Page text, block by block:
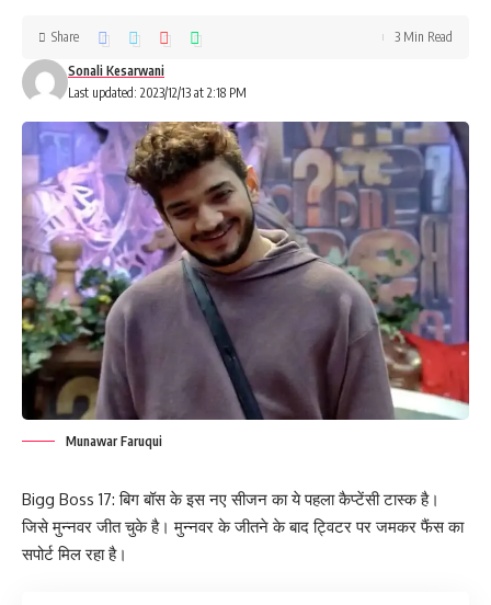
Last updated: 2023/12/13 at 2:18 PM
Sonali Kesarwani
Share 3 Min Read
Munawar Faruqui
Bigg Boss 17: बिग बॉस के इस नए सीजन का ये पहला कैप्टेंसी टास्क है।
जिसे मुन्नवर जीत चुके है। मुन्नवर के जीतने के बाद ट्विटर पर जमकर फैंस का
सपोर्ट मिल रहा है।